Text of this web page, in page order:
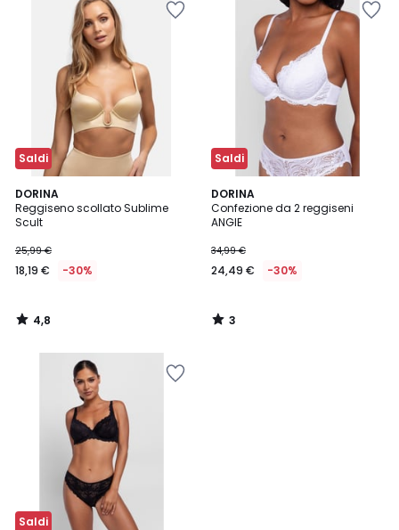
Saldi
DORINA
Reggiseno scollato Sublime
Scult
25,99 €
18,19 € -30%
4,8
/ 5
4,8
/
Saldi
DORINA
Confezione da 2 reggiseni
ANGIE
34,99 €
24,49 € -30%
3
/
5
3
/
Saldi